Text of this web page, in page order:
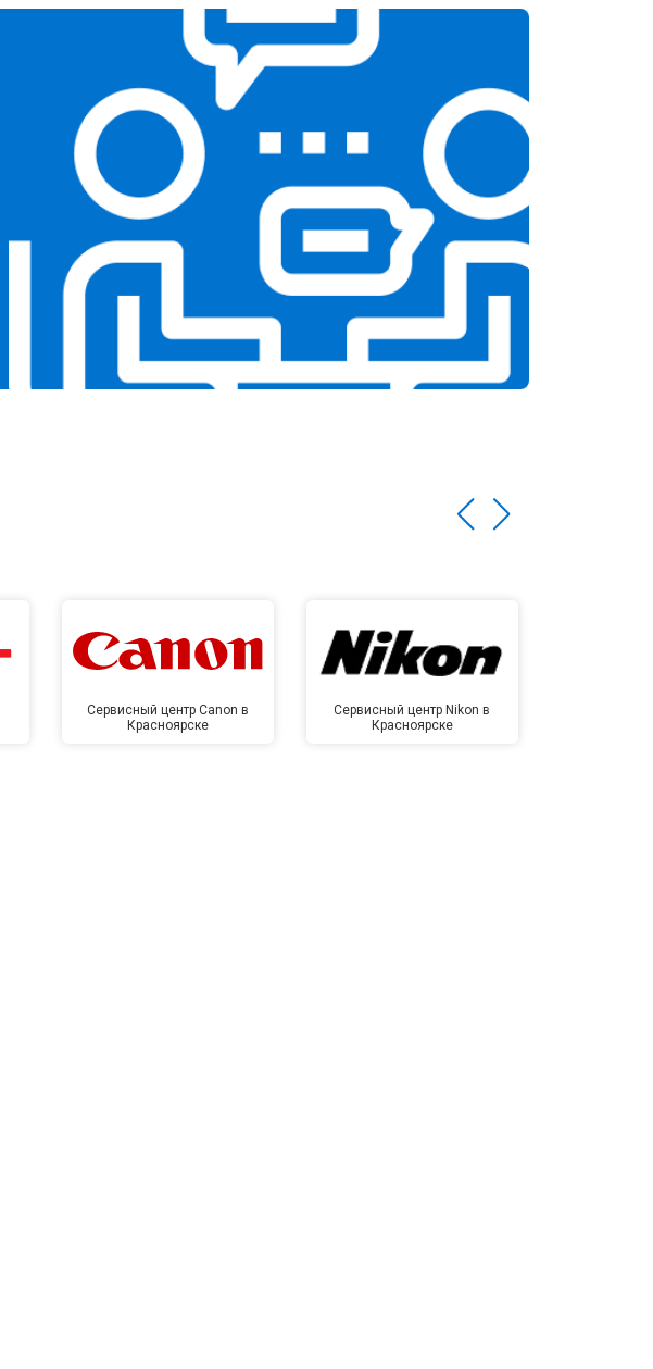
Сервисный центр Canon в
Красноярске
Сервисный центр Nikon в
Красноярске